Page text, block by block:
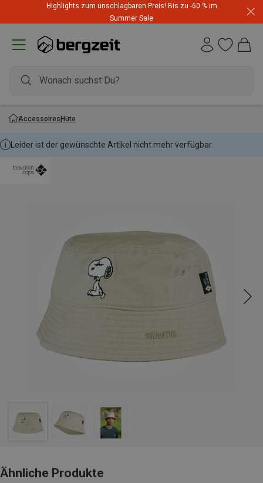
Highlights zum unschlagbaren Preis! Bis zu -60 % im
Summer Sale
AccessoiresHüte
Leider ist der gewünschte Artikel nicht mehr verfügbar.
Ähnliche Produkte